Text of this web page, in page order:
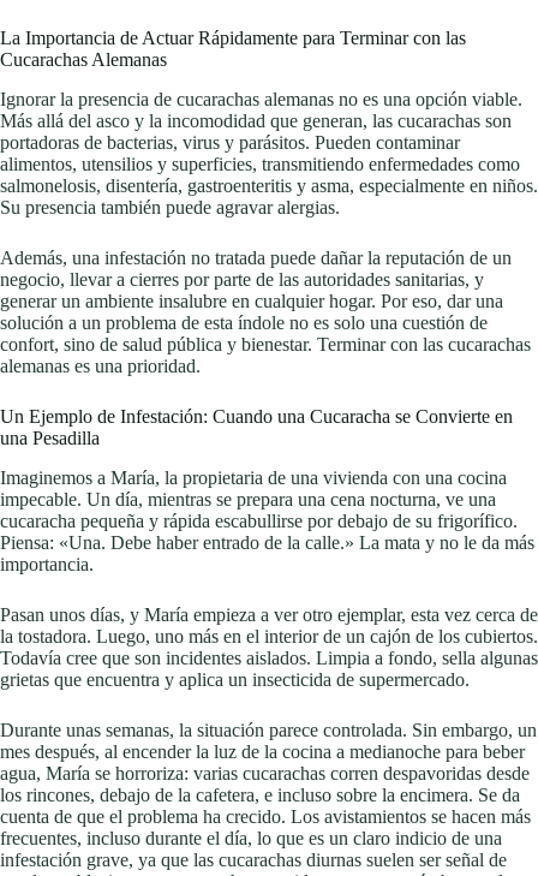
La Importancia de Actuar Rápidamente para Terminar con las
Cucarachas Alemanas
Ignorar la presencia de cucarachas alemanas no es una opción viable.
Más allá del asco y la incomodidad que generan, las cucarachas son
portadoras de bacterias, virus y parásitos. Pueden contaminar
alimentos, utensilios y superficies, transmitiendo enfermedades como
salmonelosis, disentería, gastroenteritis y asma, especialmente en niños.
Su presencia también puede agravar alergias.
Además, una infestación no tratada puede dañar la reputación de un
negocio, llevar a cierres por parte de las autoridades sanitarias, y
generar un ambiente insalubre en cualquier hogar. Por eso, dar una
solución a un problema de esta índole no es solo una cuestión de
confort, sino de salud pública y bienestar. Terminar con las cucarachas
alemanas es una prioridad.
Un Ejemplo de Infestación: Cuando una Cucaracha se Convierte en
una Pesadilla
Imaginemos a María, la propietaria de una vivienda con una cocina
impecable. Un día, mientras se prepara una cena nocturna, ve una
cucaracha pequeña y rápida escabullirse por debajo de su frigorífico.
Piensa: «Una. Debe haber entrado de la calle.» La mata y no le da más
importancia.
Pasan unos días, y María empieza a ver otro ejemplar, esta vez cerca de
la tostadora. Luego, uno más en el interior de un cajón de los cubiertos.
Todavía cree que son incidentes aislados. Limpia a fondo, sella algunas
grietas que encuentra y aplica un insecticida de supermercado.
Durante unas semanas, la situación parece controlada. Sin embargo, un
mes después, al encender la luz de la cocina a medianoche para beber
agua, María se horroriza: varias cucarachas corren despavoridas desde
los rincones, debajo de la cafetera, e incluso sobre la encimera. Se da
cuenta de que el problema ha crecido. Los avistamientos se hacen más
frecuentes, incluso durante el día, lo que es un claro indicio de una
infestación grave, ya que las cucarachas diurnas suelen ser señal de